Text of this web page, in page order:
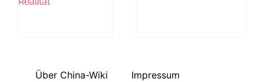
Über China-Wiki Impressum